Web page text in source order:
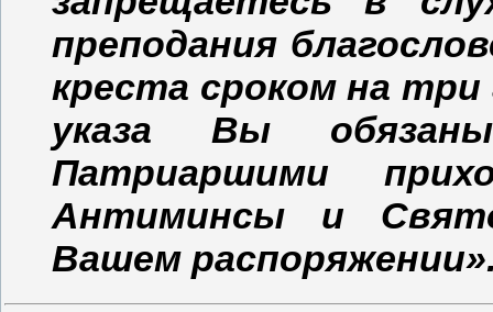
преподания
креста сроком на три
указа Вы
Патриаршими
Антиминсы и
Вашем